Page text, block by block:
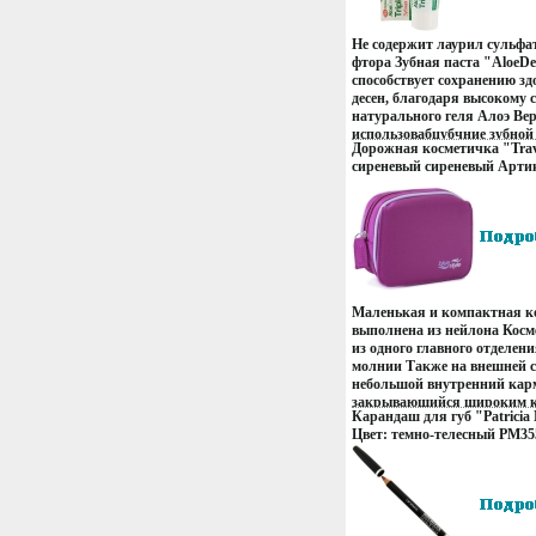
Не содержит лаурил
фтора Зубная паста
способствует сохранению
десен, благодаря высокому
натурального геля Алоэ
использовабцубчние
"AloeDent" предотвращает
кариеса, зубного налета,
заболеваний десен,
рта и изменения цвета
"AloeDent" - это
натуральных активных
ингредиентов:верпь Алоэ
натуральный
- натуральный
борется с бактериями;
для здоровых десен;
натуральный
- натуральный
натуральный ароматизатор
Характеристики: Объем:
Производитель:
сертифицирован.
Дорожная косметичка
сиреневый сиреневый
Страна-изготовитель:
Маленькая и компактная
выполнена из нейлона
из одного главного
молнии Также на внешней
небольшой внутренний
закрывающийся широким
на магнитную кнопку Под
небольшое зеркальце
минимум места в вашем
Характеристики:
Великобритании Размер: 12
5,5 см Материал: нейлон
Артикул: 5010 Страна-
Карандаш для губ
Цвет: темно-телесный
Производитель: Италия
сертифицирован инфо